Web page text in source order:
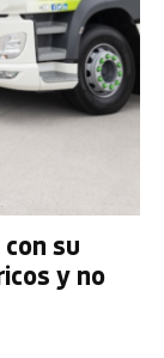
su
y no